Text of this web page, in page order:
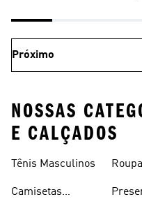
Próximo
NOSSAS
E CALÇADOS
Tênis Masculinos
Camisetas